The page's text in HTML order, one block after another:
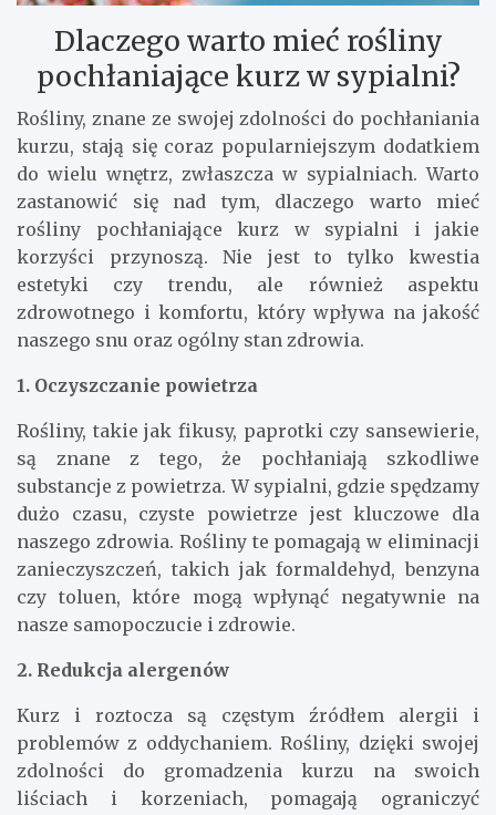
Dlaczego warto mieć rośliny
pochłaniające kurz w sypialni?
Rośliny, znane ze swojej zdolności do pochłaniania
kurzu, stają się coraz popularniejszym dodatkiem
do wielu wnętrz, zwłaszcza w sypialniach. Warto
zastanowić się nad tym, dlaczego warto mieć
rośliny pochłaniające kurz w sypialni i jakie
korzyści przynoszą. Nie jest to tylko kwestia
estetyki czy trendu, ale również aspektu
zdrowotnego i komfortu, który wpływa na jakość
naszego snu oraz ogólny stan zdrowia.
1. Oczyszczanie powietrza
Rośliny, takie jak fikusy, paprotki czy sansewierie,
są znane z tego, że pochłaniają szkodliwe
substancje z powietrza. W sypialni, gdzie spędzamy
dużo czasu, czyste powietrze jest kluczowe dla
naszego zdrowia. Rośliny te pomagają w eliminacji
zanieczyszczeń, takich jak formaldehyd, benzyna
czy toluen, które mogą wpłynąć negatywnie na
nasze samopoczucie i zdrowie.
2. Redukcja alergenów
Kurz i roztocza są częstym źródłem alergii i
problemów z oddychaniem. Rośliny, dzięki swojej
zdolności do gromadzenia kurzu na swoich
liściach i korzeniach, pomagają ograniczyć